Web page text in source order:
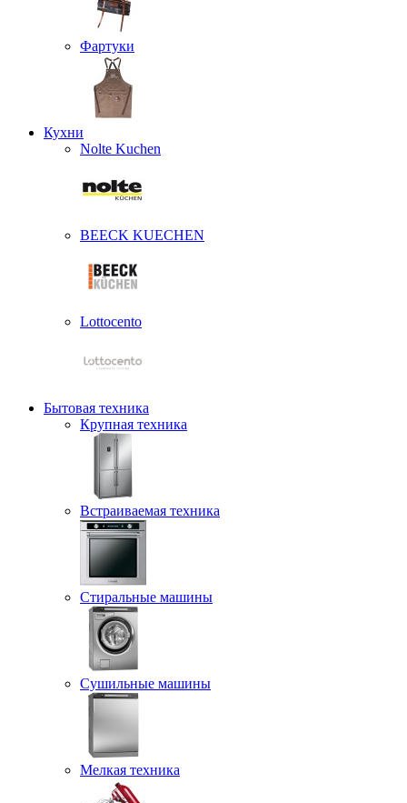
Фартуки
Кухни
Nolte Kuchen
BEECK KUECHEN
Lottocento
Бытовая техника
Крупная техника
Встраиваемая техника
Стиральные машины
Сушильные машины
Мелкая техника